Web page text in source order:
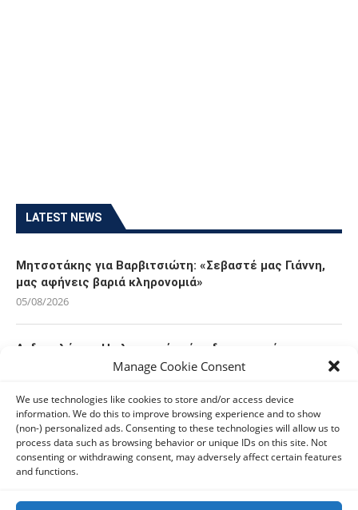
Manage Cookie Consent
We use technologies like cookies to store and/or access device
information. We do this to improve browsing experience and to show
(non-) personalized ads. Consenting to these technologies will allow us to
process data such as browsing behavior or unique IDs on this site. Not
consenting or withdrawing consent, may adversely affect certain features
and functions.
LATEST NEWS
Μητσοτάκης για Βαρβιτσιώτη: «Σεβαστέ μας Γιάννη,
μας αφήνεις βαριά κληρονομιά»
05/08/2026
Ανδρουλάκης: Η κλιματική κρίση δεν μπορεί να
χρησιμοποιείται ως άλλοθι για τις αδυναμίες του
05/08/2026
Ελπίδα για τη Δημοκρατία: Αποχώρησε η Κατερίνα
Μουτσάτσου και δύο ακόμα στελέχη